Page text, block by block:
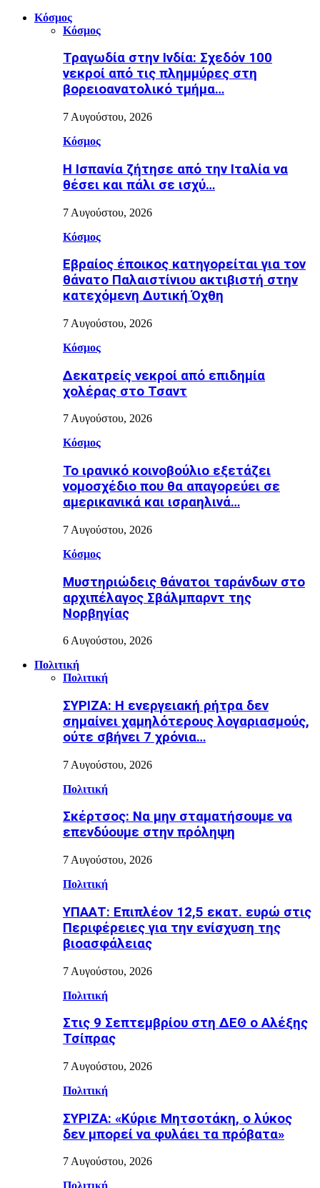
Κόσμος
Κόσμος
Τραγωδία στην Ινδία: Σχεδόν 100
νεκροί από τις πλημμύρες στη
βορειοανατολικό τμήμα…
7 Αυγούστου, 2026
Κόσμος
H Ισπανία ζήτησε από την Ιταλία να
θέσει και πάλι σε ισχύ…
7 Αυγούστου, 2026
Κόσμος
Εβραίος έποικος κατηγορείται για τον
θάνατο Παλαιστίνιου ακτιβιστή στην
κατεχόμενη Δυτική Όχθη
7 Αυγούστου, 2026
Κόσμος
Δεκατρείς νεκροί από επιδημία
χολέρας στο Τσαντ
7 Αυγούστου, 2026
Κόσμος
Το ιρανικό κοινοβούλιο εξετάζει
νομοσχέδιο που θα απαγορεύει σε
αμερικανικά και ισραηλινά…
7 Αυγούστου, 2026
Κόσμος
Μυστηριώδεις θάνατοι ταράνδων στο
αρχιπέλαγος Σβάλμπαρντ της
Νορβηγίας
6 Αυγούστου, 2026
Πολιτική
Πολιτική
ΣΥΡΙΖΑ: Η ενεργειακή ρήτρα δεν
σημαίνει χαμηλότερους λογαριασμούς,
ούτε σβήνει 7 χρόνια…
7 Αυγούστου, 2026
Πολιτική
Σκέρτσος: Να μην σταματήσουμε να
επενδύουμε στην πρόληψη
7 Αυγούστου, 2026
Πολιτική
ΥΠΑΑΤ: Επιπλέον 12,5 εκατ. ευρώ στις
Περιφέρειες για την ενίσχυση της
βιοασφάλειας
7 Αυγούστου, 2026
Πολιτική
Στις 9 Σεπτεμβρίου στη ΔΕΘ ο Αλέξης
Τσίπρας
7 Αυγούστου, 2026
Πολιτική
ΣΥΡΙΖΑ: «Κύριε Μητσοτάκη, ο λύκος
δεν μπορεί να φυλάει τα πρόβατα»
7 Αυγούστου, 2026